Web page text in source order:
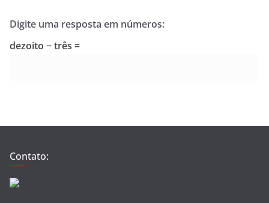
Digite uma resposta em números:
dezoito − três =
Contato: